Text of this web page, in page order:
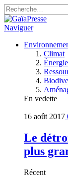
Naviguer
Climat
Énergie
En vedette
16 août 2017
Le
plus
Récent